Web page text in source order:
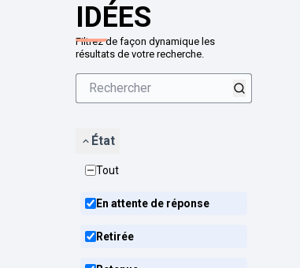
IDÉES
Filtrez de façon dynamique les
résultats de votre recherche.
État
Tout
En attente de réponse
Retirée